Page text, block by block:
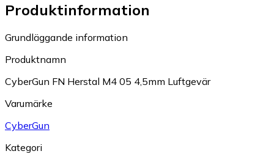
Produktinformation
Grundläggande information
Produktnamn
CyberGun FN Herstal M4 05 4,5mm Luftgevär
Varumärke
CyberGun
Kategori